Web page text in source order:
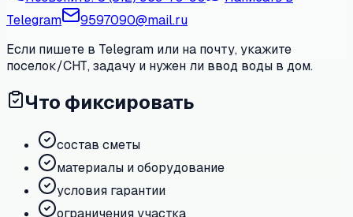
Telegram
9597090@mail.ru
Если пишете в Telegram или на почту, укажите
поселок/СНТ, задачу и нужен ли ввод воды в дом.
Что фиксировать
состав сметы
материалы и оборудование
условия гарантии
ограничения участка